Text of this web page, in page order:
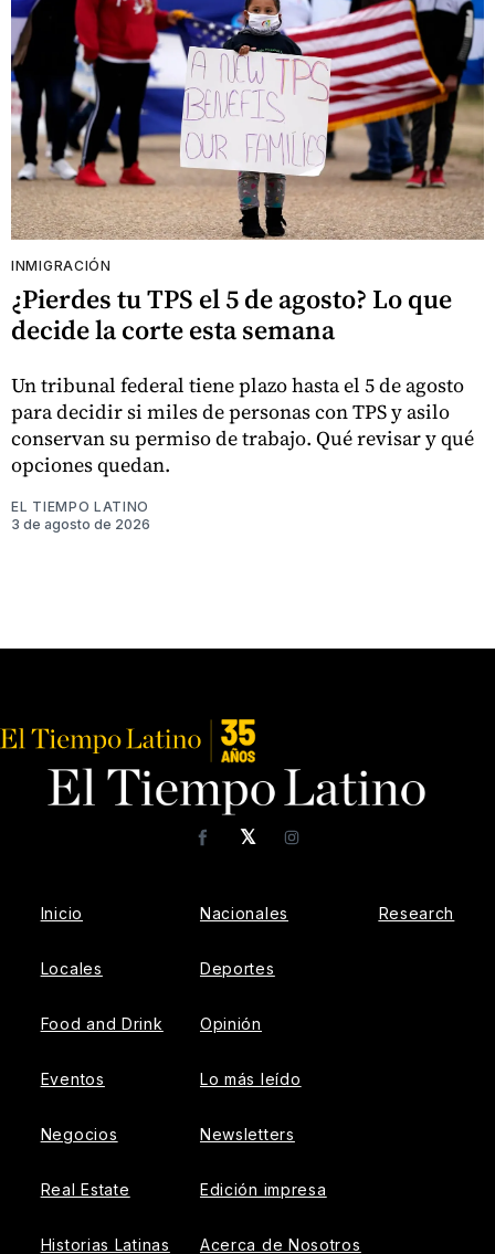
INMIGRACIÓN
¿Pierdes tu TPS el 5 de agosto? Lo que
decide la corte esta semana
Un tribunal federal tiene plazo hasta el 5 de agosto
para decidir si miles de personas con TPS y asilo
conservan su permiso de trabajo. Qué revisar y qué
opciones quedan.
EL TIEMPO LATINO
3 de agosto de 2026
𝕏
FacebookInstagram
Inicio
Locales
Food and Drink
Eventos
Negocios
Real Estate
Historias Latinas
Nacionales
Deportes
Opinión
Lo más leído
Newsletters
Edición impresa
Acerca de Nosotros
Research